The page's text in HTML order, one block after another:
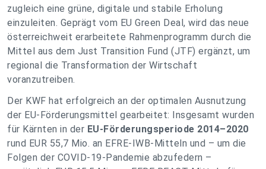
zugleich eine grüne, digitale und stabile Erholung
einzuleiten. Geprägt vom EU Green Deal, wird das neue
österreichweit erarbeitete Rahmenprogramm durch die
Mittel aus dem Just Transition Fund (JTF) ergänzt, um
regional die Transformation der Wirtschaft
voranzutreiben.
Der KWF hat erfolgreich an der optimalen Ausnutzung
der EU-Förderungsmittel gearbeitet: Insgesamt wurden
für Kärnten in der EU-Förderungsperiode 2014–2020
rund EUR 55,7 Mio. an EFRE-IWB-Mitteln und – um die
Folgen der COVID-19-Pandemie abzufedern –